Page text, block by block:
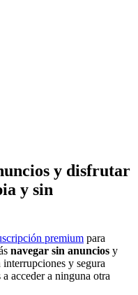
y disfrutar
y sin
premium para
navegar sin anuncios y
y segura
a acceder a ninguna otra